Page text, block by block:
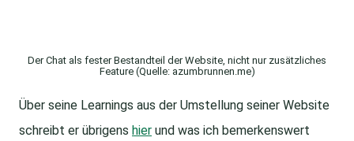
Der Chat als fester Bestandteil der Website, nicht nur zusätzliches
Feature (Quelle: azumbrunnen.me)
Über seine Learnings aus der Umstellung seiner Website
schreibt er übrigens hier und was ich bemerkenswert